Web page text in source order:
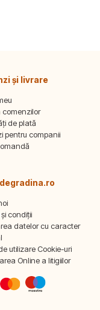
și livrare
comenzilor
de plată
pentru companii
condiții
datelor cu caracter
utilizare Cookie-uri
Online a litigiilor